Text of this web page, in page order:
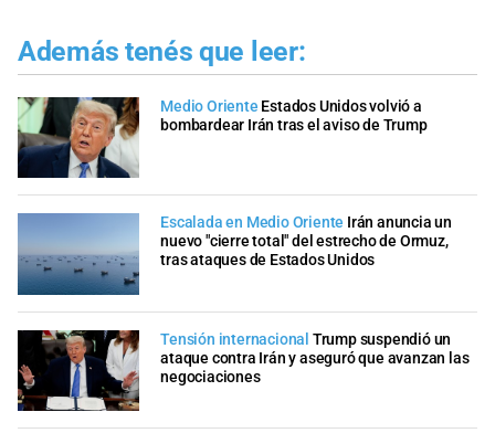
Además tenés que leer:
Medio Oriente Estados Unidos volvió a
bombardear Irán tras el aviso de Trump
Escalada en Medio Oriente Irán anuncia un
nuevo "cierre total" del estrecho de Ormuz,
tras ataques de Estados Unidos
Tensión internacional Trump suspendió un
ataque contra Irán y aseguró que avanzan las
negociaciones